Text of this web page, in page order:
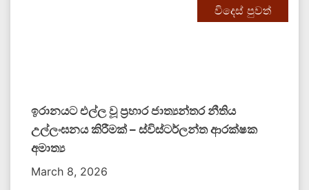
විදෙස් පුවත්
ඉරානයට එල්ල වූ ප්‍රහාර ජාත්‍යන්තර නීතිය
උල්ලංඝනය කිරීමක් – ස්විස්ටර්ලන්ත ආරක්ෂක
අමාත්‍ය
March 8, 2026